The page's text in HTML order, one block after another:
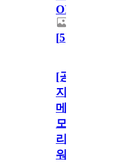
OPEN!
[5]
[공
지]
메
모
리
워